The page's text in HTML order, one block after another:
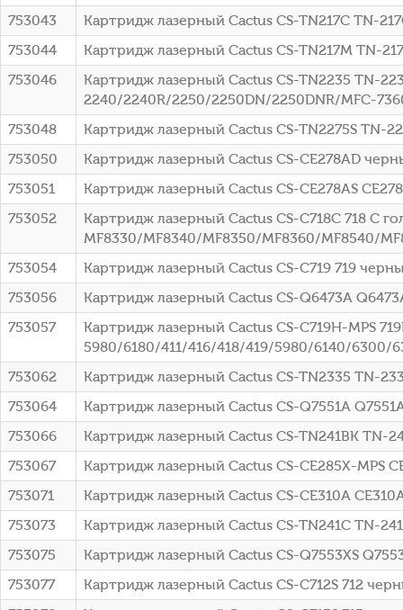
753043
Картридж лазерный Cactus CS-TN217C TN-
753044
Картридж лазерный Cactus CS-TN217M TN-
753046
Картридж лазерный Cactus CS-TN2235 TN-
2240/2240R/2250/2250DN/2250DNR/MFC-
753048
Картридж лазерный Cactus CS-TN2275S TN-
753050
Картридж лазерный Cactus CS-CE278AD
753051
Картридж лазерный Cactus CS-CE278AS
753052
Картридж лазерный Cactus CS-C718C 718 C
MF8330/MF8340/MF8350/MF8360/MF8540/
753054
Картридж лазерный Cactus CS-C719 719
753056
Картридж лазерный Cactus CS-Q6473A
753057
Картридж лазерный Cactus CS-C719H-MPS
5980/6180/411/416/418/419/5980/6140/
753062
Картридж лазерный Cactus CS-TN2335 TN-
753064
Картридж лазерный Cactus CS-Q7551A
753066
Картридж лазерный Cactus CS-TN241BK TN-
753067
Картридж лазерный Cactus CS-CE285X-MPS
753071
Картридж лазерный Cactus CS-CE310A
753073
Картридж лазерный Cactus CS-TN241C TN-
753075
Картридж лазерный Cactus CS-Q7553XS
753077
Картридж лазерный Cactus CS-C712S 712